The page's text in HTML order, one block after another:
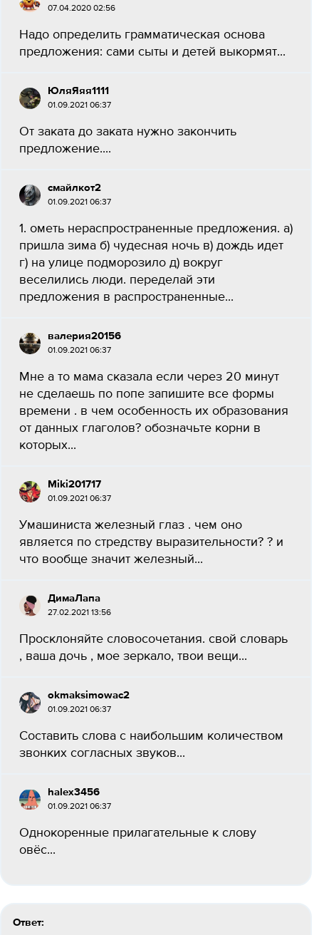
07.04.2020 02:56
Надо определить грамматическая основа
предложения: сами сыты и детей выкормят​...
ЮляЯяя1111
01.09.2021 06:37
От заката до заката нужно закончить
предложение....
смайлкот2
01.09.2021 06:37
1. ометь нераспространенные предложения. а)
пришла зима б) чудесная ночь в) дождь идет
г) на улице подморозило д) вокруг
веселились люди. переделай эти
предложения в распространенные...
валерия20156
01.09.2021 06:37
Мне а то мама сказала если через 20 минут
не сделаешь по попе запишите все формы
времени . в чем особенность их образования
от данных глаголов? обозначьте корни в
которых...
Miki201717
01.09.2021 06:37
Умашиниста железный глаз . чем оно
является по стредству выразительности? ? и
что вообще значит железный...
ДимаЛапа
27.02.2021 13:56
Просклоняйте словосочетания. свой словарь
, ваша дочь , мое зеркало, твои вещи​...
okmaksimowac2
01.09.2021 06:37
Составить слова с наибольшим количеством
звонких согласных звуков...
halex3456
01.09.2021 06:37
Однокоренные прилагательные к слову
овёс...
Ответ: